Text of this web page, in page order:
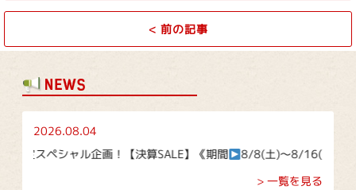
< 前の記事
2026.08.04
ペシャル企画！【決算SALE】《期間
8/8(土)～8/16(日)》
> 一覧を見る